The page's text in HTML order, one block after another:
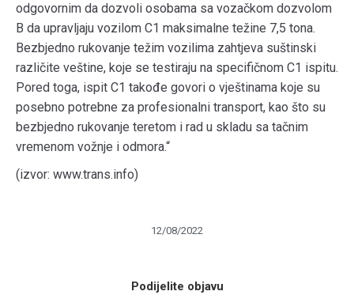
odgovornim da dozvoli osobama sa vozačkom dozvolom
B da upravljaju vozilom C1 maksimalne težine 7,5 tona.
Bezbjedno rukovanje težim vozilima zahtjeva suštinski
različite veštine, koje se testiraju na specifičnom C1 ispitu.
Pored toga, ispit C1 takođe govori o vještinama koje su
posebno potrebne za profesionalni transport, kao što su
bezbjedno rukovanje teretom i rad u skladu sa tačnim
vremenom vožnje i odmora.“
(izvor: www.trans.info)
12/08/2022
Podijelite objavu